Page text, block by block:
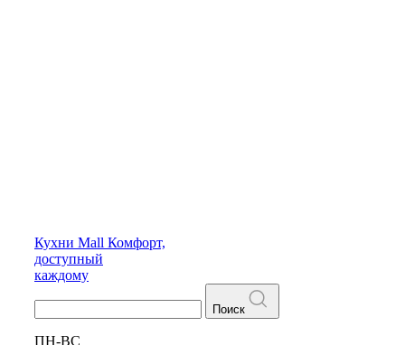
Кухни Mall Комфорт,
доступный
каждому
Поиск
ПН-ВС